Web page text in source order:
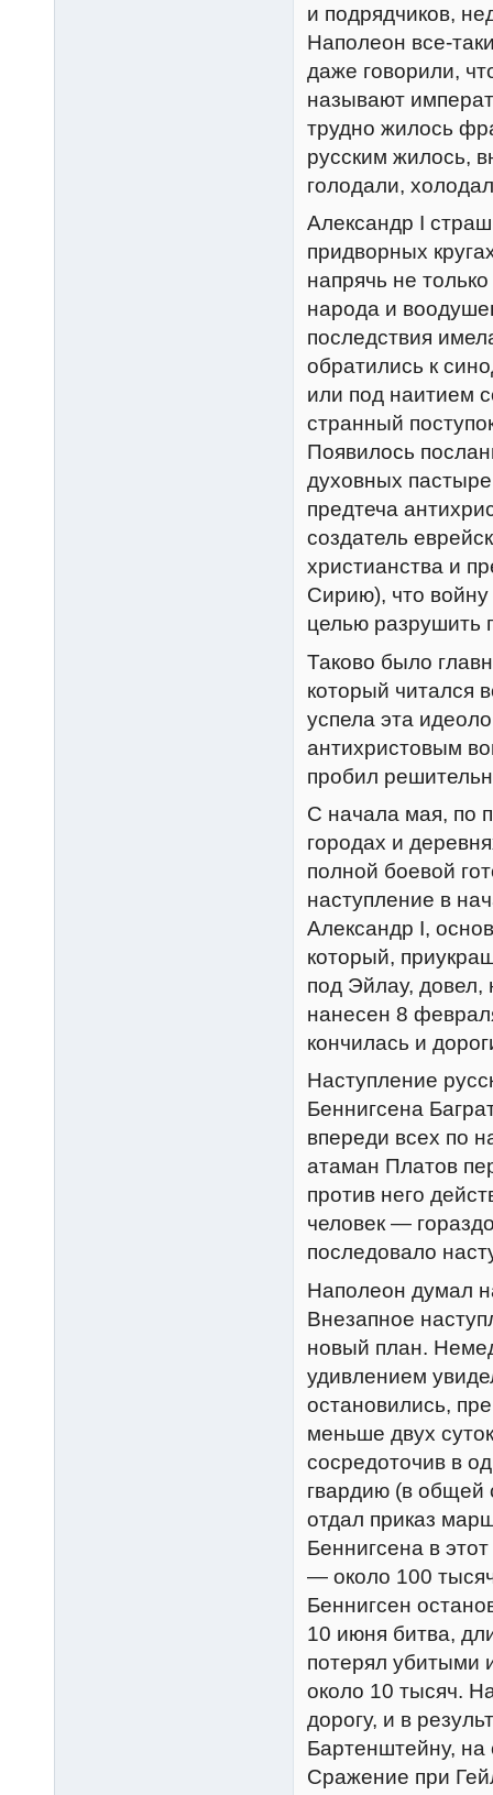
и подрядчиков,
Наполеон все-
даже говорили,
называют
трудно жилось
русским жилось,
голодали,
Александр I
придворных
напрячь не
народа и
последствия
обратились к
или под наитием
странный
Появилось
духовных
предтеча
создатель
христианства и
Сирию), что войну
целью разрушить
Таково было
который читался
успела эта
антихристовым
пробил
С начала мая, по
городах и
полной боевой
наступление в
Александр I,
который,
под Эйлау,
нанесен 8
кончилась и
Наступление
Беннигсена
впереди всех по
атаман Платов
против него
человек —
последовало
Наполеон думал
Внезапное
новый план.
удивлением
остановились,
меньше двух
сосредоточив в
гвардию (в общей
отдал приказ
Беннигсена в
— около 100
Беннигсен
10 июня битва,
потерял убитыми
около 10 тысяч.
дорогу, и в
Бартенштейну, на
Сражение при